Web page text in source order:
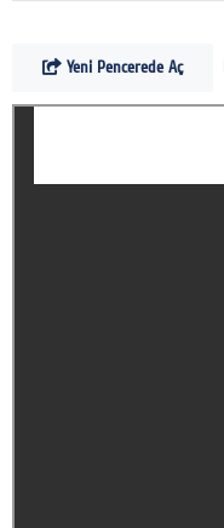
Yeni Pencerede Aç